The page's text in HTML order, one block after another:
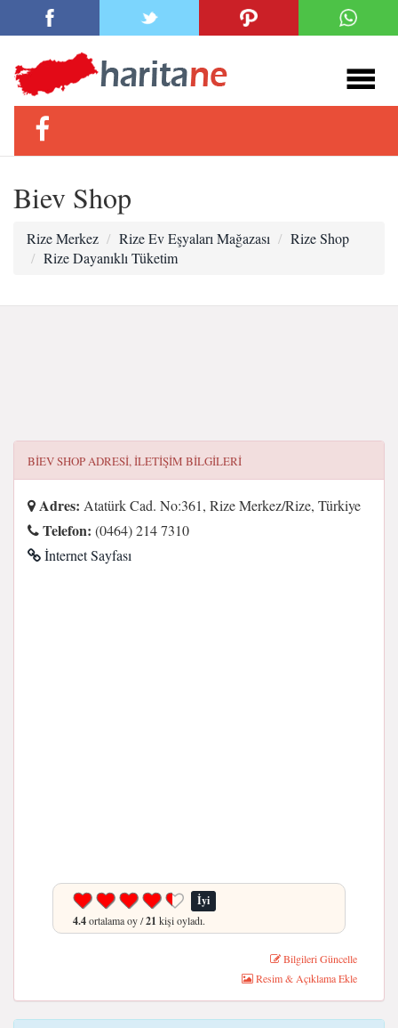
Biev Shop
Rize Merkez Rize Ev Eşyaları Mağazası
Rize Shop
Rize Dayanıklı Tüketim
BIEV SHOPADRESI, ILETIŞIM BILGILERI
Adres: Atatürk Cad. No:361, Rize Merkez/Rize, Türkiye
Telefon: (0464) 214 7310
İnternet Sayfası
İyi
4.4ortalama oy /21 kişi oyladı.
Bilgileri Güncelle
Resim & Açıklama Ekle